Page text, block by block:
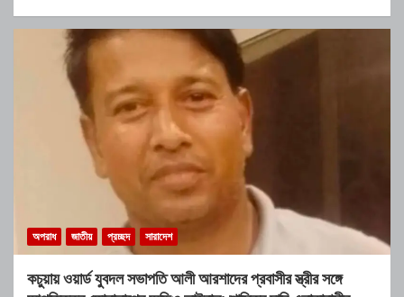
অপরাধ জাতীয় প্রচ্ছদ সারাদেশ
কচুয়ায় ওয়ার্ড যুবদল সভাপতি আলী আরশাদের প্রবাসীর স্ত্রীর সঙ্গে